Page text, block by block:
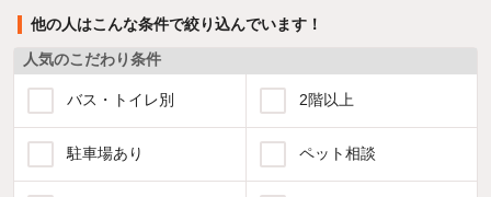
他の人はこんな条件で絞り込んでいます！
人気のこだわり条件
バス・トイレ別 2階以上
駐車場あり ペット相談